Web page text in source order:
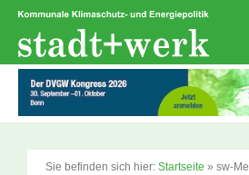
Zum
springen
Sie befinden sich hier: Startseite » sw-